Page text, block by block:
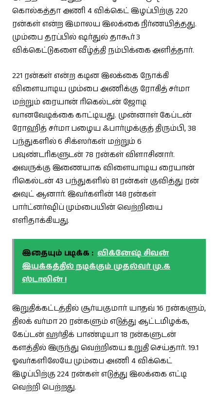
கொல்கத்தா அணி 4 விக்கெட் இழப்பிற்கு 220
ரன்கள் என்ற இமாலய இலக்கை நிர்ணயித்தது.
மும்பை தரப்பில் ஷர்துல் தாகூர் 3
விக்கெட்டுகளை வீழ்த்தி நம்பிக்கை அளித்தார்.
221 ரன்கள் என்ற கடின இலக்கை நோக்கி
விளையாடிய மும்பை அணிக்கு ரோகித் சர்மா
மற்றும் ரையான் ரிகெல்டன் ஜோடி
வானவேடிக்கை காட்டியது. முன்னாள் கேப்டன்
ரோஹித் சர்மா பழைய ஃபார்முக்குத் திரும்பி, 38
பந்துகளில் 6 சிக்ஸர்கள் மற்றும் 6
பவுண்டரிகளுடன் 78 ரன்கள் விளாசினார்.
அவருக்கு இணையாக விளையாடிய ரையான்
ரிகெல்டன் 43 பந்துகளில் 81 ரன்கள் குவித்து ரன்
அவுட் ஆனார். இவர்களின் 148 ரன்கள்
பார்ட்னர்ஷிப் மும்பையின் வெற்றியை
எளிதாக்கியது.
இதையும் படிக்க : விக்னேஷ் சிவன்
இயக்கத்தில் நடிக்கும் முதல்வர் மு.க
ஸ்டாலின் !
இறுதிக்கட்டத்தில் சூர்யகுமார் யாதவ் 16 ரன்களும்,
திலக் வர்மா 20 ரன்களும் எடுத்து ஆட்டமிழக்க,
கேப்டன் ஹர்திக் பாண்டியா 18 ரன்களுடன்
களத்தில் இருந்து வெற்றியை உறுதி செய்தார். 19.1
ஓவர்களிலேயே மும்பை அணி 4 விக்கெட்
இழப்பிற்கு 224 ரன்கள் எடுத்து இலக்கை எட்டி
வெற்றி பெற்றது.